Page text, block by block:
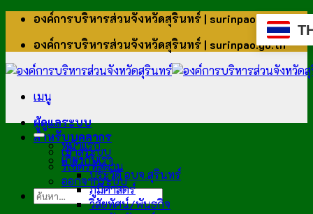
ข้าม
เนื้อหา
องค์การบริหารส่วนจังหวัดสุรินทร์ | surinpao.go.th
องค์การบริหารส่วนจังหวัดสุรินทร์ | surinpao.go.th
เมนู
ผู้ดูแลระบบ
สำหรับบุคลากร
เข้าสู่ระบบ
รีเซ็ตรหัสผ่าน
ออกจากระบบ
หน้าแรก
เกี่ยวกับเรา
ประวัติ อบจ.สุรินทร์
ภูมิศาสตร์
วิสัยทัศน์/พันธกิจ